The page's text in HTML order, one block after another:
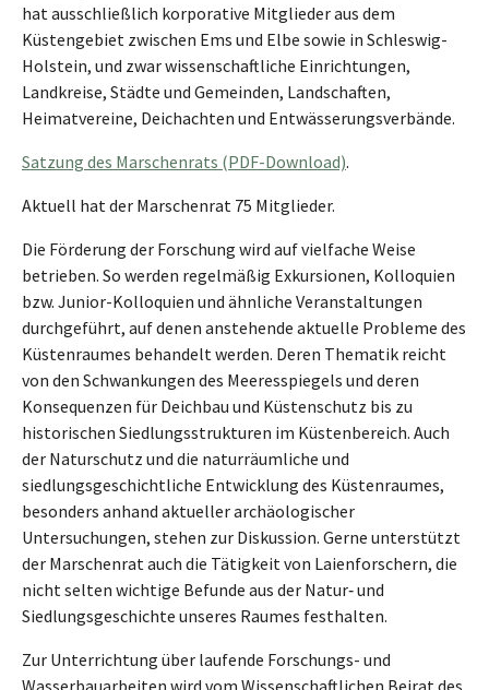
hat ausschließlich korporative Mitglieder aus dem
Küstengebiet zwischen Ems und Elbe sowie in Schleswig-
Holstein, und zwar wissenschaftliche Einrichtungen,
Landkreise, Städte und Gemeinden, Landschaften,
Heimatvereine, Deichachten und Entwässerungsverbände.
Satzung des Marschenrats (PDF-Download).
Aktuell hat der Marschenrat 75 Mitglieder.
Die Förderung der Forschung wird auf vielfache Weise
betrieben. So werden regelmäßig Exkursionen, Kolloquien
bzw. Junior-Kolloquien und ähnliche Veranstaltungen
durchgeführt, auf denen anstehende aktuelle Probleme des
Küstenraumes behandelt werden. Deren Thematik reicht
von den Schwankungen des Meeresspiegels und deren
Konsequenzen für Deichbau und Küstenschutz bis zu
historischen Siedlungsstrukturen im Küstenbereich. Auch
der Naturschutz und die naturräumliche und
siedlungsgeschichtliche Entwicklung des Küstenraumes,
besonders anhand aktueller archäologischer
Untersuchungen, stehen zur Diskussion. Gerne unterstützt
der Marschenrat auch die Tätigkeit von Laienforschern, die
nicht selten wichtige Befunde aus der Natur‑ und
Siedlungsgeschichte unseres Raumes festhalten.
Zur Unterrichtung über laufende Forschungs- und
Wasserbauarbeiten wird vom Wissenschaftlichen Beirat des